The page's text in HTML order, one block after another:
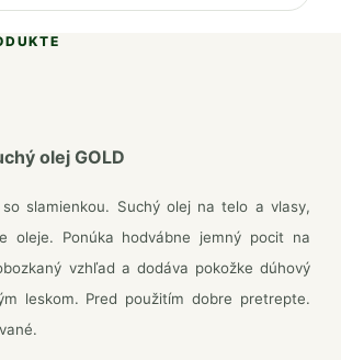
olej GOLD
slamienkou. Suchý olej na telo a vlasy,
oleje. Ponúka hodvábne jemný pocit na
vzhľad a dodáva pokožke dúhový
leskom. Pred použitím dobre pretrepte.